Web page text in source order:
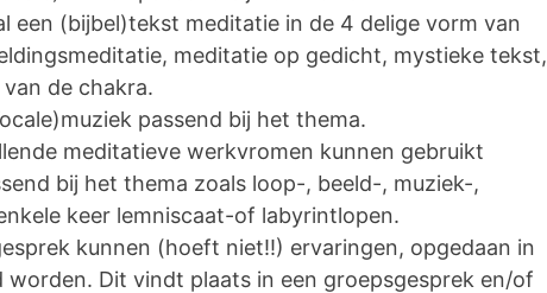
een (bijbel)tekst meditatie in de 4 delige vorm van
meditatie op gedicht, mystieke tekst,
de chakra.
passend bij het thema.
meditatieve werkvromen kunnen gebruikt
bij het thema zoals loop-, beeld-, muziek-,
keer lemniscaat-of labyrintlopen.
kunnen (hoeft niet!!) ervaringen, opgedaan in
worden. Dit vindt plaats in een groepsgesprek en/of